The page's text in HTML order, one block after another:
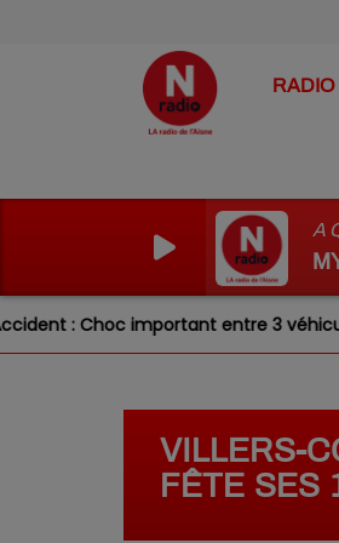
RADIO
A
entre 3 véhicules sur la
VILLERS-
FÊTE SES